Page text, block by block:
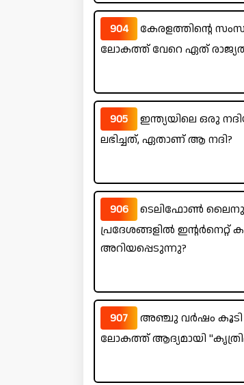
904
കേരളത്തിന്റെ
ലോകത്ത് വേറെ ഏത്
905
ഇന്ത്യയിലെ ഒരു
ലഭിച്ചത്, ഏതാണ് ആ നദി?
906
ടെലിഫോൺ
പ്രദേശങ്ങളിൽ
അറിയപ്പെടുന്നു?
907
അഞ്ചു വർഷം കൂടി
ലോകത്ത് ആദ്യമായി